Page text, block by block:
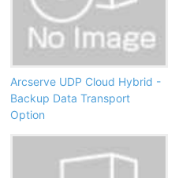
Arcserve UDP Cloud Hybrid -
Backup Data Transport
Option